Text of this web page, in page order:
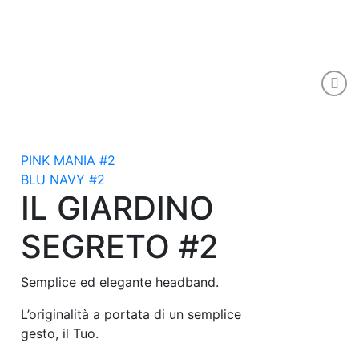
PINK MANIA #2
BLU NAVY #2
IL GIARDINO
SEGRETO #2
Semplice ed elegante headband.
L’originalità a portata di un semplice
gesto, il Tuo.